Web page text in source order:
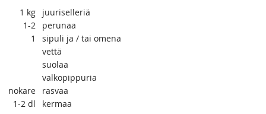
1 kg
juuriselleriä
1-2
perunaa
1
sipuli ja / tai omena
vettä
suolaa
valkopippuria
nokare
rasvaa
1-2 dl
kermaa